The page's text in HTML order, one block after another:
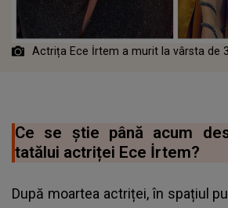
Actrița Ece İrtem a murit la vârsta de
Ce se știe până acum
tatălui actriței Ece İrtem?
După moartea actriței, în spațiul